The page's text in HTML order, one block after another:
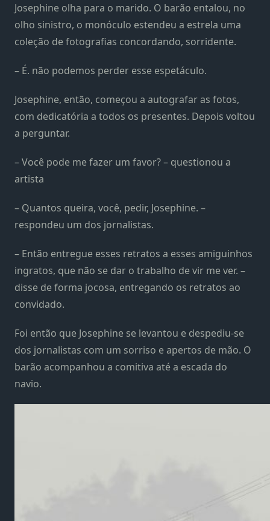
Josephine olha para o marido. O barão entalou, no
olho sinistro, o monóculo estendeu a estrela uma
coleção de fotografias concordando, sorridente.
– É. não podemos perder esse espetáculo.
Josephine, então, começou a autografar as fotos,
com dedicatória a todos os presentes. Depois voltou
a perguntar.
– Você pode me fazer um favor? – questionou a
artista
– Quantos queira, você, pedir, Josephine. –
respondeu um dos jornalistas.
– Então entregue esses retratos a esses amiguinhos
ingratos, que não se dar o trabalho de vir me ver. –
disse de forma jocosa, entregando os retratos ao
convidado.
Foi então que Josephine se levantou e despediu-se
dos jornalistas com um sorriso e apertos de mão. O
barão acompanhou a comitiva até a escada do
navio.